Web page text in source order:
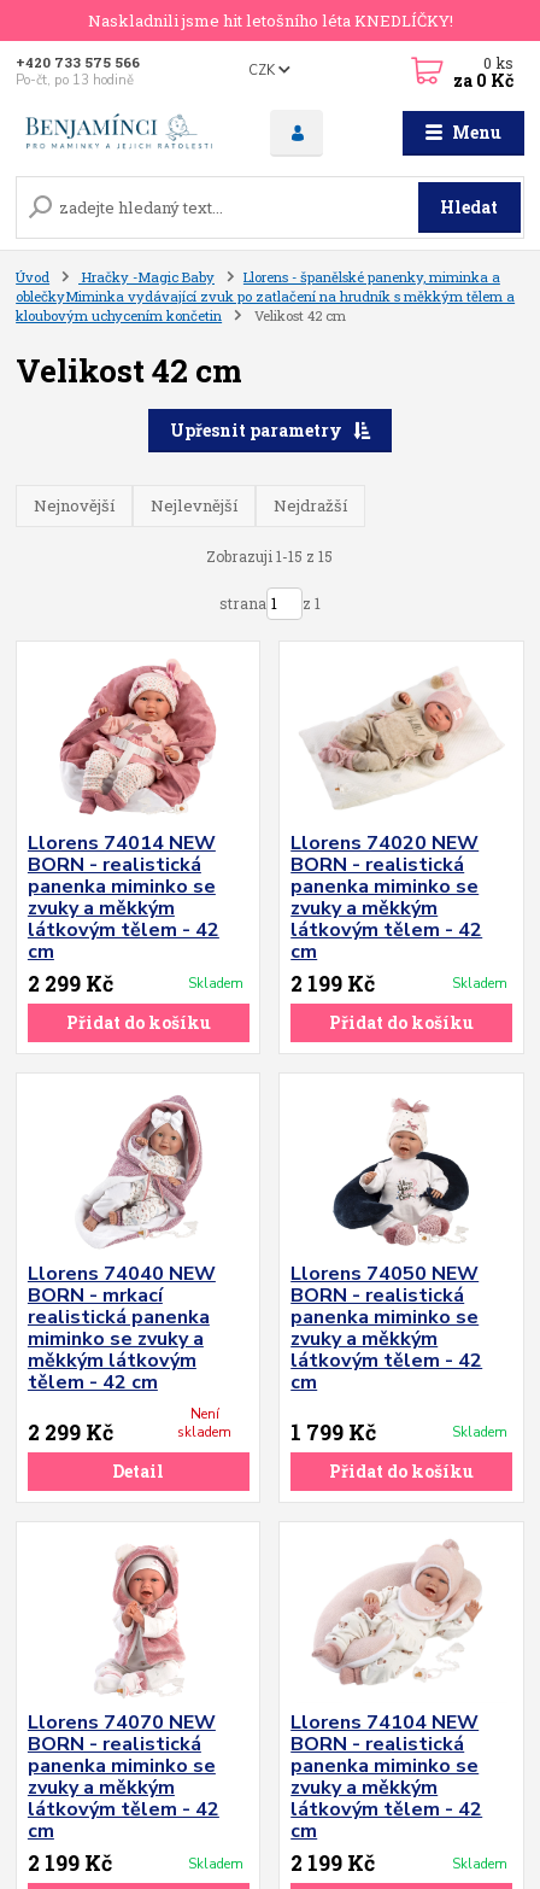
Naskladnili jsme hit letošního léta KNEDLÍČKY!
Menu
CZK
Hledat
+420 733 575 566
Po-čt, po 13 hodině
0ks
za 0 Kč
Úvod Hračky -Magic Baby
Llorens - španělské panenky, miminka a
oblečkyMiminka vydávající zvuk po zatlačení na hrudník s měkkým tělem a
kloubovým uchycením končetin
Velikost 42 cm
Velikost 42 cm
Upřesnit parametry
Nejnovější Nejlevnější Nejdražší
Zobrazuji 1-15 z 15
strana z 1
Llorens 74014 NEW
BORN - realistická
panenka miminko se
zvuky a měkkým
látkovým tělem - 42
cm
2 299 Kč Skladem
Přidat do košíku
Llorens 74020 NEW
BORN - realistická
panenka miminko se
zvuky a měkkým
látkovým tělem - 42
cm
2 199 Kč Skladem
Přidat do košíku
Llorens 74040 NEW
BORN - mrkací
realistická panenka
miminko se zvuky a
měkkým látkovým
tělem - 42 cm
2 299 Kč
Není
skladem
Detail
Llorens 74050 NEW
BORN - realistická
panenka miminko se
zvuky a měkkým
látkovým tělem - 42
cm
1 799 Kč Skladem
Přidat do košíku
Llorens 74070 NEW
BORN - realistická
panenka miminko se
zvuky a měkkým
látkovým tělem - 42
cm
2 199 Kč Skladem
Llorens 74104 NEW
BORN - realistická
panenka miminko se
zvuky a měkkým
látkovým tělem - 42
cm
2 199 Kč Skladem